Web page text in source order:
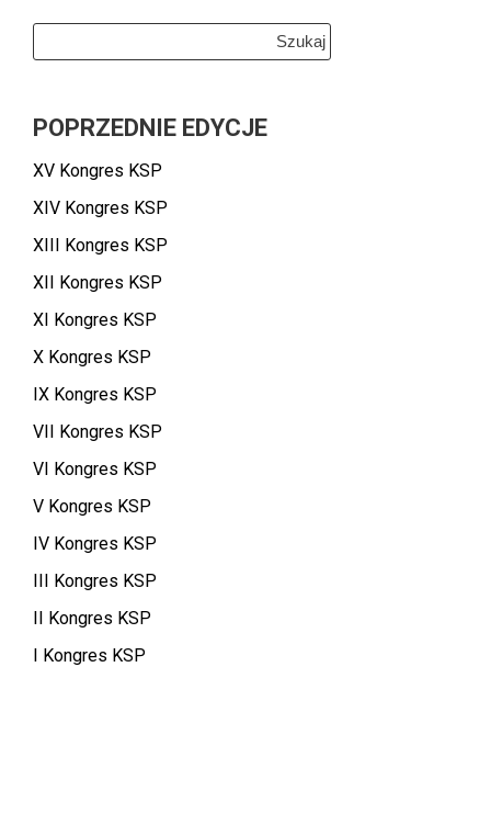
POPRZEDNIE EDYCJE
XV Kongres KSP
XIV Kongres KSP
XIII Kongres KSP
XII Kongres KSP
XI Kongres KSP
X Kongres KSP
IX Kongres KSP
VII Kongres KSP
VI Kongres KSP
V Kongres KSP
IV Kongres KSP
III Kongres KSP
II Kongres KSP
I Kongres KSP